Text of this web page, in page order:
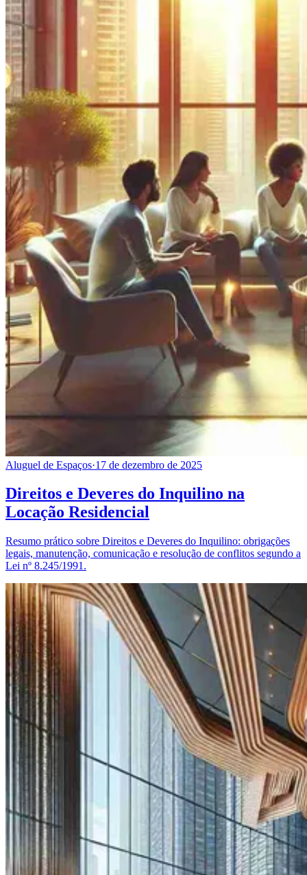
Aluguel de Espaços·17 de dezembro de 2025
Direitos e Deveres do Inquilino na
Locação Residencial
Resumo prático sobre Direitos e Deveres do Inquilino: obrigações
legais, manutenção, comunicação e resolução de conflitos segundo a
Lei nº 8.245/1991.